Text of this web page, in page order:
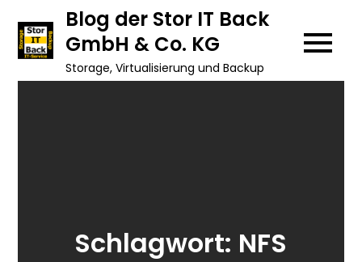
content
Blog der Stor IT Back
GmbH & Co. KG
Storage, Virtualisierung und Backup
Schlagwort: NFS